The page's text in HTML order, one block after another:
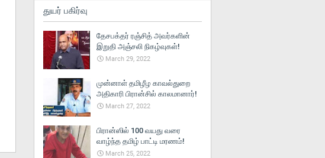
துயர் பகிர்வு
தேசபக்தர் ரஞ்சித் அவர்களின்
இறுதி அஞ்சலி நிகழ்வுகள்!
March 29, 2022
முன்னாள் தமிழீழ காவல்துறை
அதிகாரி பிரான்சில் காலமானார்!
March 27, 2022
பிரான்ஸில் 100 வயது வரை
வாழ்ந்த தமிழ் பாட்டி மரணம்!
March 25, 2022